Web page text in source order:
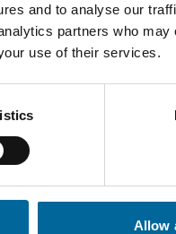
and to analyse our
partners who may
use of their services.
Allow